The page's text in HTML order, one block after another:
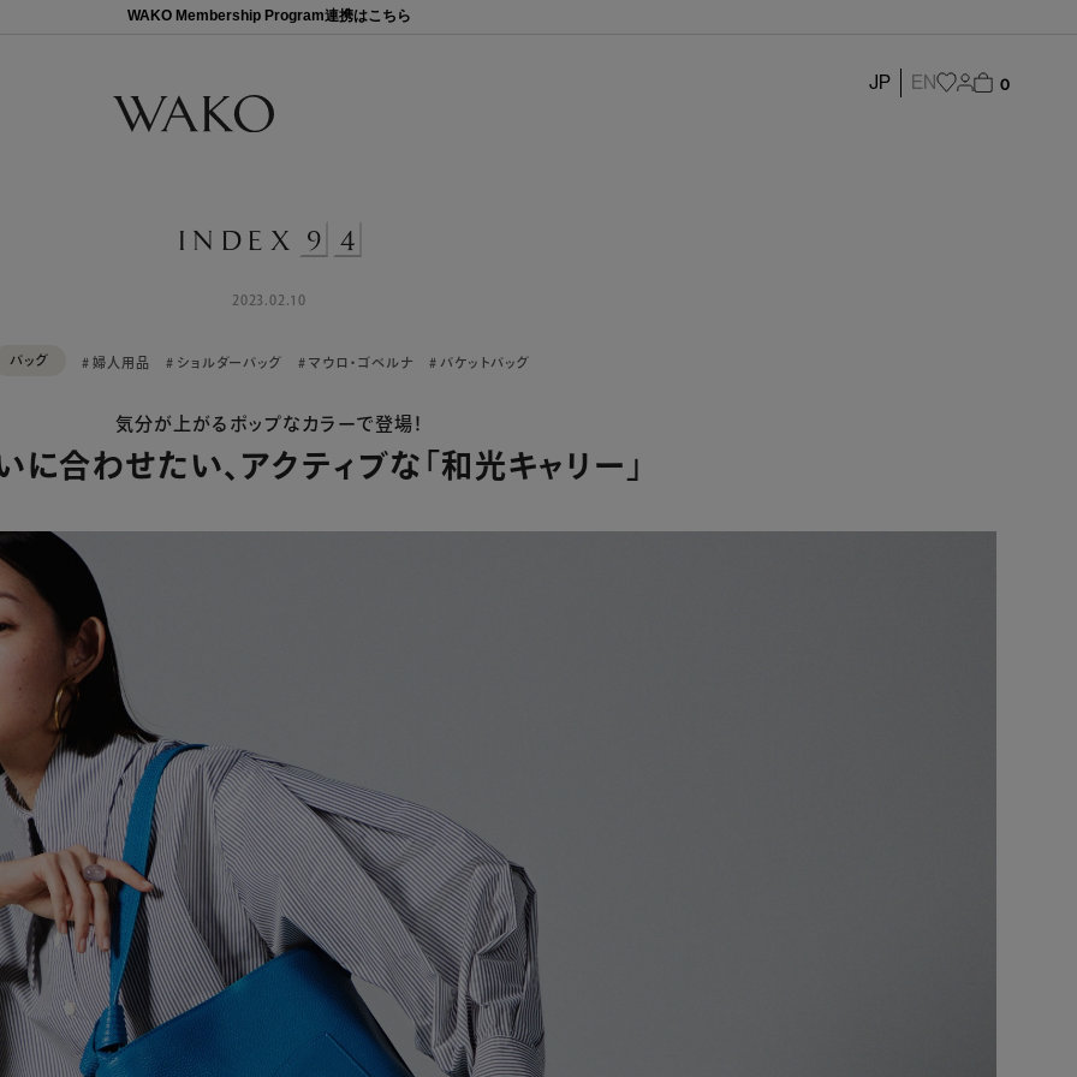
WAKO Membership Program連携はこちら
JP EN 0
INDEX 9 4
2023.02.10
バッグ # 婦人用品 # ショルダーバッグ # マウロ・ゴベルナ # バケットバッグ
気分が上がるポップなカラーで登場！
に合わせたい、 アクティブな「和光キャリー」